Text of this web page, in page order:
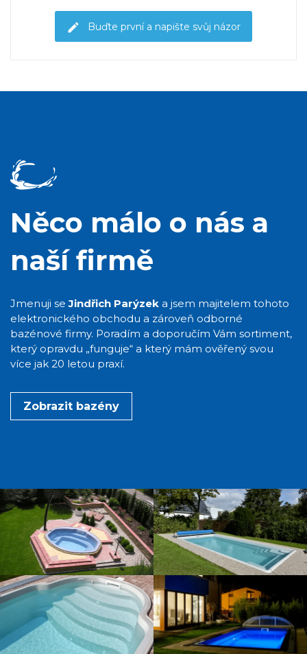
Buďte první a napište svůj názor
Něco málo o nás a
naší firmě
Jmenuji seJindřich Parýzek a jsem majitelem tohoto
elektronického obchodu a zároveň odborné
bazénové firmy. Poradím a doporučím Vám sortiment,
který opravdu „funguje“ a který mám ověřený svou
více jak 20 letou praxí.
Zobrazit bazény